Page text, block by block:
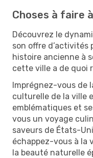
Choses à faire
Découvrez le
son offre d’activités
histoire ancienne à
cette ville a de quoi
Imprégnez-vous de
culturelle de la ville
emblématiques et
vous un voyage
saveurs de États-
échappez-vous à la
la beauté naturelle